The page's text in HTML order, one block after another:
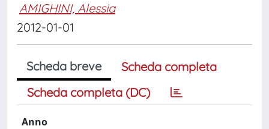
AMIGHINI, Alessia
2012-01-01
Scheda breve
Scheda completa
Scheda completa (DC)
Anno